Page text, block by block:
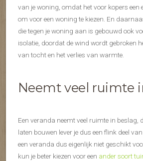
van je woning, omdat het voor kopers een
om voor een woning te kiezen. En
die tegen je woning aan is gebouwd ook
isolatie, doordat de wind wordt gebroken
van tocht en het verlies van warmte.
Neemt veel ruimte
Een veranda neemt veel ruimte in beslag,
laten bouwen lever je dus een flink deel
een veranda dus eigenlijk niet geschikt
kun je beter kiezen voor een ander soort